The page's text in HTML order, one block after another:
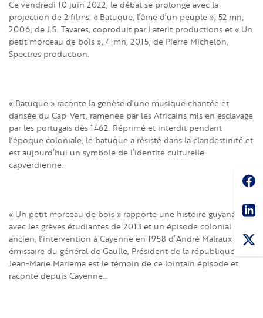
Ce vendredi 10 juin 2022, le débat se prolonge avec la
projection de 2 films: « Batuque, l’âme d’un peuple », 52 mn,
2006, de J.S. Tavares, coproduit par Laterit productions et « Un
petit morceau de bois », 41mn, 2015, de Pierre Michelon,
Spectres production.
« Batuque » raconte la genèse d’une musique chantée et
dansée du Cap-Vert, ramenée par les Africains mis en esclavage
par les portugais dès 1462. Réprimé et interdit pendant
l’époque coloniale, le batuque a résisté dans la clandestinité et
est aujourd’hui un symbole de l’identité culturelle
capverdienne.
« Un petit morceau de bois » rapporte une histoire guyanaise
avec les grèves étudiantes de 2013 et un épisode colonial plus
ancien, l’intervention à Cayenne en 1958 d’André Malraux alors
émissaire du général de Gaulle, Président de la république.
Jean-Marie Mariema est le témoin de ce lointain épisode et
raconte depuis Cayenne…